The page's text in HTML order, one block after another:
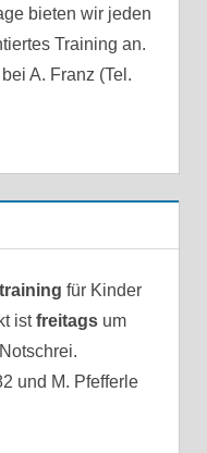
bieten wir jeden
Training an.
A. Franz (Tel.
für Kinder
istfreitagsum
und M. Pfefferle